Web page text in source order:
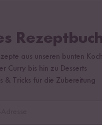
aus unseren bunten
Curry bis hin zu Desserts
& Tricks für die Zubereitung